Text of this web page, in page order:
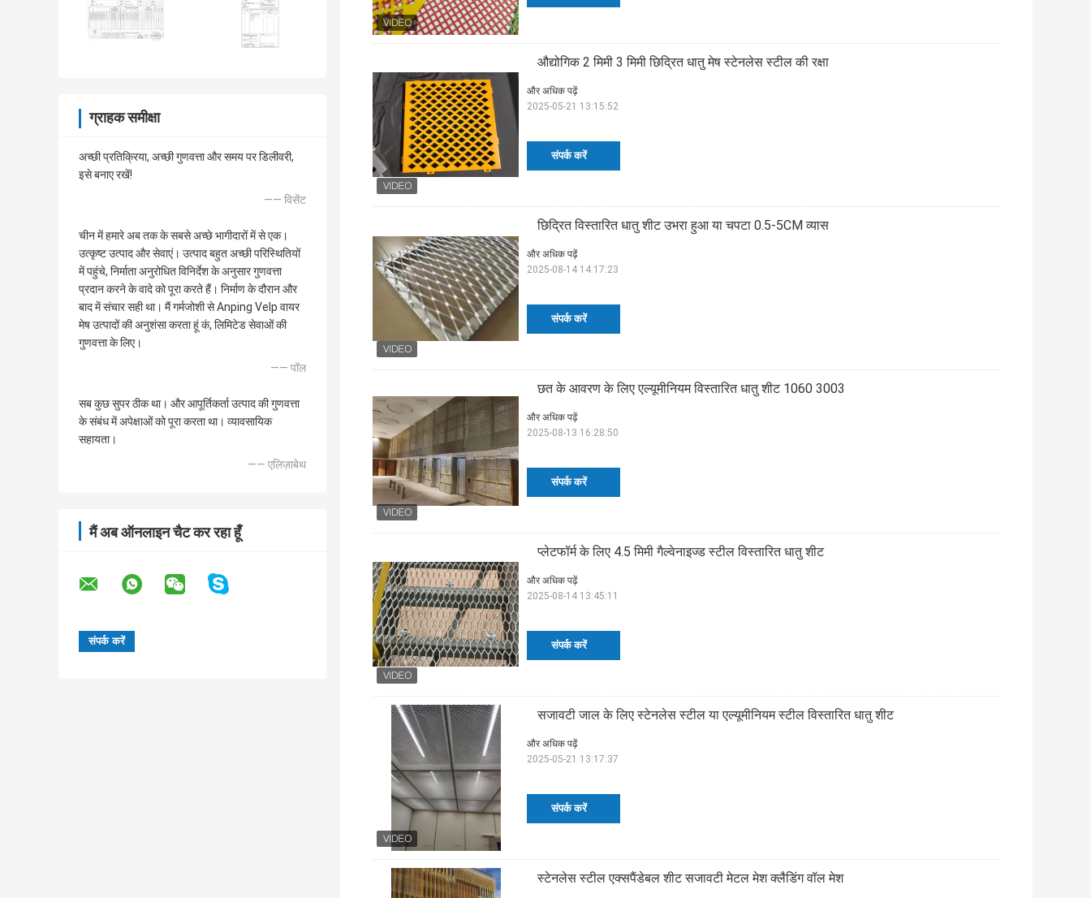
ग्राहक समीक्षा
अच्छी प्रतिक्रिया, अच्छी गुणवत्ता और समय पर डिलीवरी,
इसे बनाए रखें!
—— विसेंट
चीन में हमारे अब तक के सबसे अच्छे भागीदारों में से एक।
उत्कृष्ट उत्पाद और सेवाएं। उत्पाद बहुत अच्छी परिस्थितियों
में पहुंचे, निर्माता अनुरोधित विनिर्देश के अनुसार गुणवत्ता
प्रदान करने के वादे को पूरा करते हैं। निर्माण के दौरान और
बाद में संचार सही था। मैं गर्मजोशी से Anping Velp वायर
मेष उत्पादों की अनुशंसा करता हूं कं, लिमिटेड सेवाओं की
गुणवत्ता के लिए।
—— पॉल
सब कुछ सुपर ठीक था। और आपूर्तिकर्ता उत्पाद की गुणवत्ता
के संबंध में अपेक्षाओं को पूरा करता था। व्यावसायिक
सहायता।
—— एलिज़ाबेथ
मैं अब ऑनलाइन चैट कर रहा हूँ
औद्योगिक 2 मिमी 3 मिमी छिद्रित धातु मेष स्टेनलेस स्टील की रक्षा
संपर्क करें
और अधिक पढ़ें
2025-05-21 13:15:52
छिद्रित विस्तारित धातु शीट उभरा हुआ या चपटा 0.5-5CM व्यास
संपर्क करें
और अधिक पढ़ें
2025-08-14 14:17:23
छत के आवरण के लिए एल्यूमीनियम विस्तारित धातु शीट 1060 3003
संपर्क करें
और अधिक पढ़ें
2025-08-13 16:28:50
प्लेटफॉर्म के लिए 4.5 मिमी गैल्वेनाइज्ड स्टील विस्तारित धातु शीट
संपर्क करें
और अधिक पढ़ें
2025-08-14 13:45:11
सजावटी जाल के लिए स्टेनलेस स्टील या एल्यूमीनियम स्टील विस्तारित धातु शीट
संपर्क करें
और अधिक पढ़ें
2025-05-21 13:17:37
स्टेनलेस स्टील एक्सपैंडेबल शीट सजावटी मेटल मेश क्लैडिंग वॉल मेश